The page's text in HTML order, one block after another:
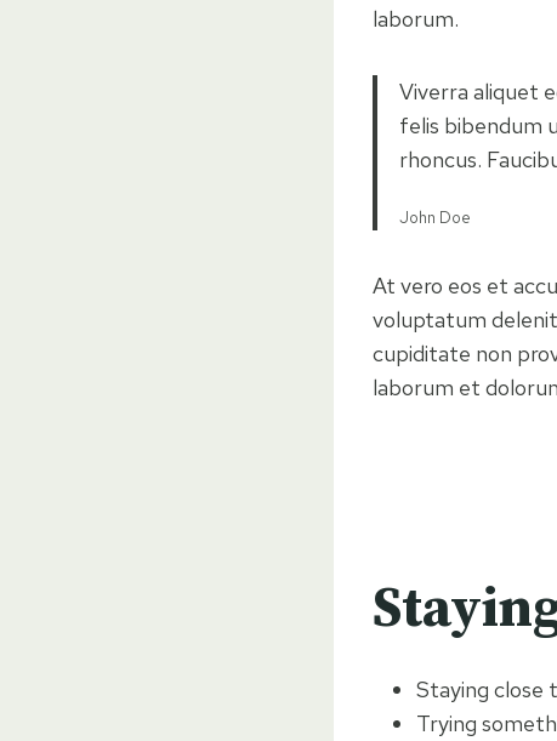
laborum.
Viverra aliquet
felis bibendum
rhoncus.
John Doe
At vero eos et
voluptatum
cupiditate non
laborum et
Staying close
Trying